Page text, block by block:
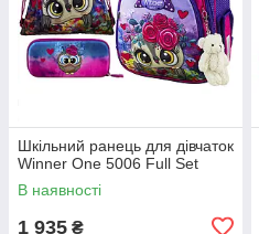
Шкільний ранець для дівчаток
Winner One 5006 Full Set
В наявності
1 935 ₴